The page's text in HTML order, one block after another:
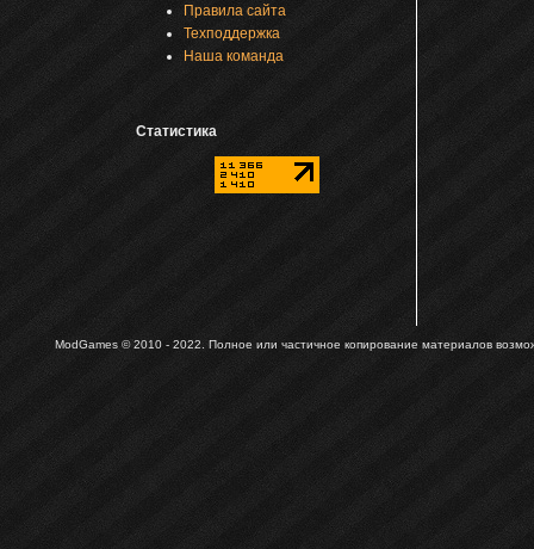
Правила сайта
Техподдержка
Наша команда
Статистика
ModGames © 2010 - 2022. Полное или частичное копирование материалов